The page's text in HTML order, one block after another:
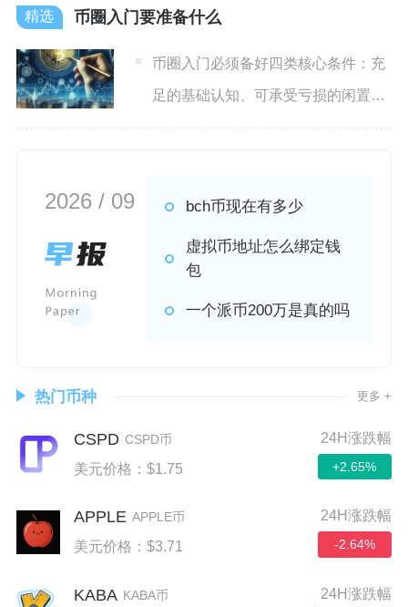
币圈入门要准备什么
币圈入门必须备好四类核心条件：充
足的基础认知、可承受亏损的闲置资
金、完整的软硬件安全工具以
2026 / 09 bch币现在有多少
虚拟币地址怎么绑定钱
包
一个派币200万是真的吗
热门币种 更多 +
CSPD CSPD币
美元价格：$1.75
24H涨跌幅
+2.65%
APPLE APPLE币
美元价格：$3.71
24H涨跌幅
-2.64%
KABA KABA币 24H涨跌幅